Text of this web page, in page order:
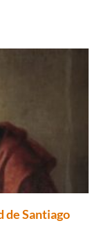
de Santiago